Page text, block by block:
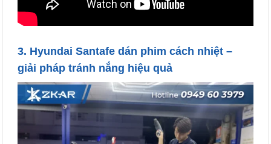
3. Hyundai Santafe dán phim cách nhiệt –
giải pháp tránh nắng hiệu quả